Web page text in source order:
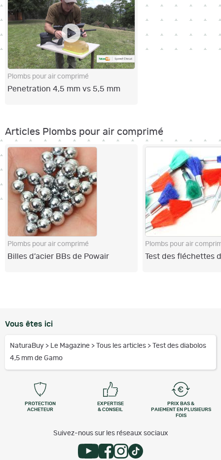
Plombs pour air comprimé
Penetration 4,5 mm vs 5,5 mm
Articles Plombs pour air comprimé
Plombs pour air comprimé
Billes d’acier BBs de Powair
Plombs pour air
Test des fléchettes
Vous êtes ici
NaturaBuy > Le Magazine > Tous les articles >
Test des diabolos
4,5 mm de Gamo
PROTECTION
ACHETEUR
EXPERTISE
& CONSEIL
PRIX BAS &
PAIEMENT EN PLUSIEURS
FOIS
Suivez-nous sur les réseaux sociaux